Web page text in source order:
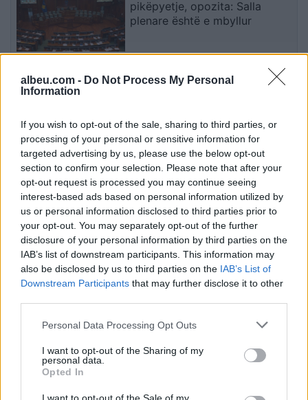
albeu.com - Do Not Process My Personal
Information
If you wish to opt-out of the sale, sharing to third parties, or
processing of your personal or sensitive information for
targeted advertising by us, please use the below opt-out
section to confirm your selection. Please note that after your
opt-out request is processed you may continue seeing
interest-based ads based on personal information utilized by
us or personal information disclosed to third parties prior to
your opt-out. You may separately opt-out of the further
disclosure of your personal information by third parties on the
IAB’s list of downstream participants. This information may
also be disclosed by us to third parties on the IAB’s List of
Downstream Participants that may further disclose it to other
Personal Data Processing Opt Outs
I want to opt-out of the Sharing of my
personal data.
Opted In
pikëpyetje, opozita: Salla
plenare është e mbyllur
Gramsh, tre zjarre nën kontroll
pas ndërhyrjes në terrene të
Kraki: Kuvendi ka kohë për
konstituim deri më 5 shtator,
afati nisi më 6 gusht